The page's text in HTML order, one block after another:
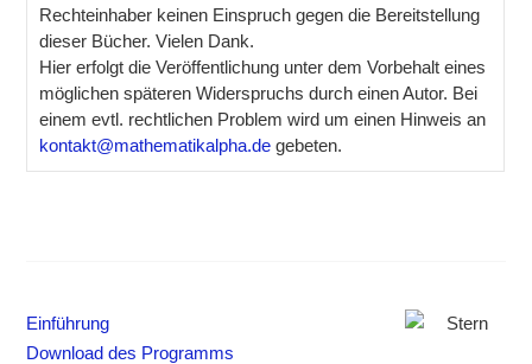
Rechteinhaber keinen Einspruch gegen die Bereitstellung
dieser Bücher. Vielen Dank.
Hier erfolgt die Veröffentlichung unter dem Vorbehalt eines
möglichen späteren Widerspruchs durch einen Autor. Bei
einem evtl. rechtlichen Problem wird um einen Hinweis an
kontakt@mathematikalpha.de gebeten.
Einführung
Download des Programms